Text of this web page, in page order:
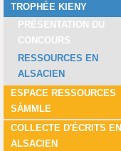
TROPHÉE KIENY
PRÉSENTATION DU
CONCOURS
RESSOURCES EN
ALSACIEN
ESPACE RESSOURCES
SÀMMLE
COLLECTE D'ÉCRITS EN
ALSACIEN